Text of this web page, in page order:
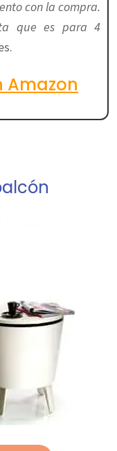
con la compra.
que es para 4
Amazon